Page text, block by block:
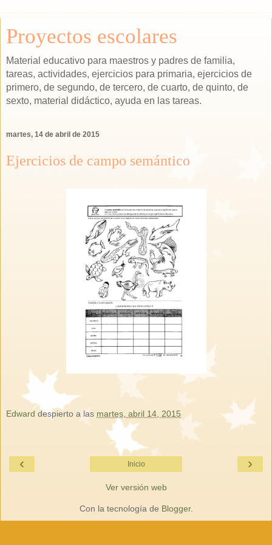
Proyectos escolares
Material educativo para maestros y padres de familia,
tareas, actividades, ejercicios para primaria, ejercicios de
primero, de segundo, de tercero, de cuarto, de quinto, de
sexto, material didáctico, ayuda en las tareas.
martes, 14 de abril de 2015
Ejercicios de campo semántico
Edward despierto a las martes, abril 14, 2015
‹ ›
Inicio
Ver versión web
Con la tecnología de Blogger.